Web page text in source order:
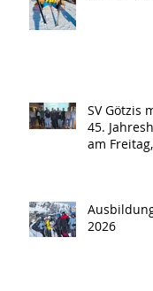
SV Götzis
45. Jahreshaupt-
am
2026